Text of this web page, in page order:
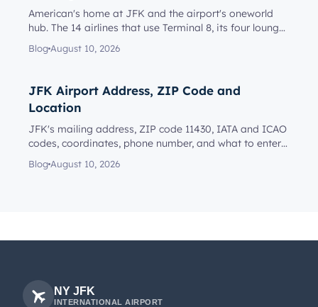
American's home at JFK and the airport's oneworld
hub. The 14 airlines that use Terminal 8, its four lounges
and who can...
Blog August 10, 2026
JFK Airport Address, ZIP Code and
Location
JFK's mailing address, ZIP code 11430, IATA and ICAO
codes, coordinates, phone number, and what to enter
in a navigation...
Blog August 10, 2026
NY JFK
INTERNATIONAL AIRPORT